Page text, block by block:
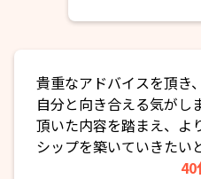
貴重なアドバイスを頂き
自分と向き合える気がし
頂いた内容を踏まえ、よ
シップを築いていきたい
40